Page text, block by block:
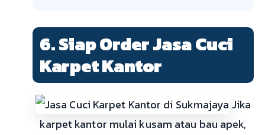
6. Siap Order Jasa Cuci
Karpet Kantor
Jika
karpet kantor mulai kusam atau bau apek,